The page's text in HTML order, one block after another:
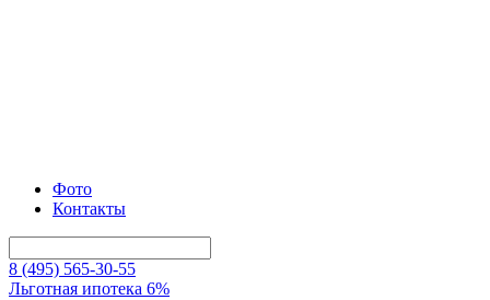
Фото
Контакты
8 (495) 565-30-55
Льготная ипотека 6%